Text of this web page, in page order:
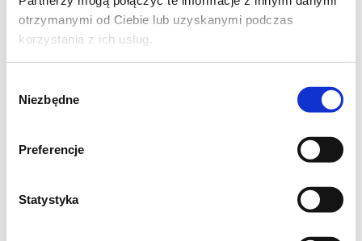
otrzymanymi od Ciebie lub uzyskanymi podczas
korzystania z ich usług.
zgody
Niezbędne
Preferencje
Statystyka
2. Następnie ciasto przełożyłam do foremki
silikonowej można to zrobić również do